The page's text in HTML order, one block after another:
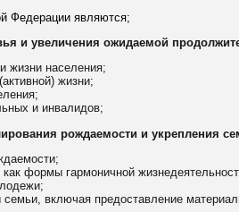
Федерации являются;
и увеличения ожидаемой
жизни населения;
жизни;
и инвалидов;
рождаемости и укрепления
формы гармоничной
включая предоставление